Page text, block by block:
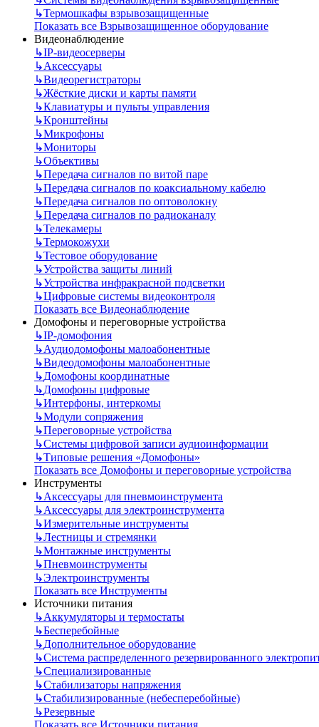
↳Термошкафы взрывозащищенные
Показать все Взрывозащищенное оборудование
Видеонаблюдение
↳IP-видеосерверы
↳Аксессуары
↳Видеорегистраторы
↳Жёсткие диски и карты памяти
↳Клавиатуры и пульты управления
↳Кронштейны
↳Микрофоны
↳Мониторы
↳Объективы
↳Передача сигналов по витой паре
↳Передача сигналов по коаксиальному кабелю
↳Передача сигналов по оптоволокну
↳Передача сигналов по радиоканалу
↳Телекамеры
↳Термокожухи
↳Тестовое оборудование
↳Устройства защиты линий
↳Устройства инфракрасной подсветки
↳Цифровые системы видеоконтроля
Показать все Видеонаблюдение
Домофоны и переговорные устройства
↳IP-домофония
↳Аудиодомофоны малоабонентные
↳Видеодомофоны малоабонентные
↳Домофоны координатные
↳Домофоны цифровые
↳Интерфоны, интеркомы
↳Модули сопряжения
↳Переговорные устройства
↳Системы цифровой записи аудиоинформации
↳Типовые решения «Домофоны»
Показать все Домофоны и переговорные устройства
Инструменты
↳Аксессуары для пневмоинструмента
↳Аксессуары для электроинструмента
↳Измерительные инструменты
↳Лестницы и стремянки
↳Монтажные инструменты
↳Пневмоинструменты
↳Электроинструменты
Показать все Инструменты
Источники питания
↳Аккумуляторы и термостаты
↳Бесперебойные
↳Дополнительное оборудование
↳Система распределенного резервированного
↳Специализированные
↳Стабилизаторы напряжения
↳Стабилизированные (небесперебойные)
↳Резервные
Показать все Источники питания